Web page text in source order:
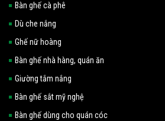
Bàn ghế cà phê
Dù che nắng
Ghế nữ hoàng
Bàn ghế nhà hàng, quán ăn
Giường tắm nắng
Bàn ghế sắt mỹ nghệ
Bàn ghế dùng cho quán cóc